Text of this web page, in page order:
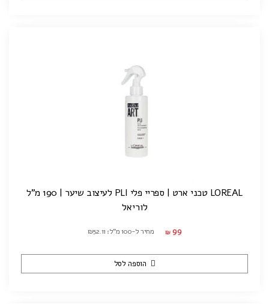
LOREAL טכני ארט | ספריי פלי PLI לעיצוב שיער | 190 מ"ל
לוריאל
₪ 99 מחיר ל-100 מ"ל: ₪52.11
הוספה לסל